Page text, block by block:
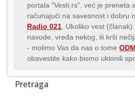
portala "Vesti.rs", već je preneta
računajući na savesnost i dobru
Radio 021 . Ukoliko vest
navode, vređa nekog, ili krši
- molimo Vas da nas o tome
obavestite kako bismo uklonili
Pretraga